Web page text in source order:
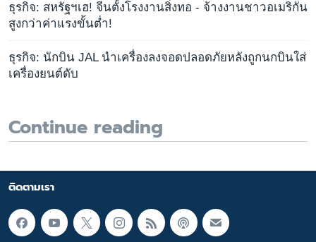
ธุรกิจ: สหรัฐฯเฮ! จีนตั้งโรงงานสิ่งทอ - จ้างงานชาวอเมริกัน
สูงกว่าค่าแรงขั้นต่ำ!
ธุรกิจ: นักบิน JAL นำเครื่องลงจอดปลอดภัยหลังถูกนกบินใส่
เครื่องยนต์ดับ
Continue reading
ติดตามเรา